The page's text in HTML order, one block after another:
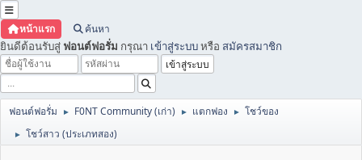
หน้าแรก ค้นหา
ยินดีต้อนรับสู่ ฟอนต์ฟอรั่ม กรุณา เข้าสู่ระบบหรือ สมัครสมาชิก
ฟอนต์ฟอรั่ม ► F0NT Community (เก่า) ► แตกฟอง ► โชว์ของ
► โชว์สาว (ประเภทสอง)